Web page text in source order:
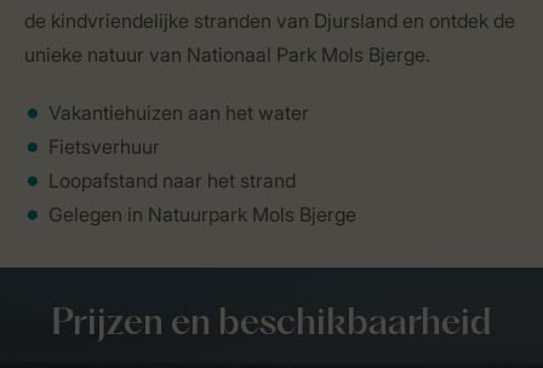
de kindvriendelijke stranden van Djursland en ontdek de
unieke natuur van Nationaal Park Mols Bjerge.
Vakantiehuizen aan het water
Fietsverhuur
Loopafstand naar het strand
Gelegen in Natuurpark Mols Bjerge
Prijzen en beschikbaarheid